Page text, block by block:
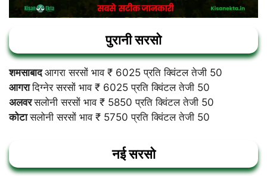
पुरानी सरसो
शमसाबादआगरा सरसों भाव ₹ 6025 प्रति क्विंटल तेजी 50
आगरादिग्नेर सरसों भाव ₹ 6025 प्रति क्विंटल तेजी 50
अलवरसलोनी सरसों भाव ₹ 5850 प्रति क्विंटल तेजी 50
कोटासलोनी सरसों भाव ₹ 5750 प्रति क्विंटल तेजी 50
नई सरसो